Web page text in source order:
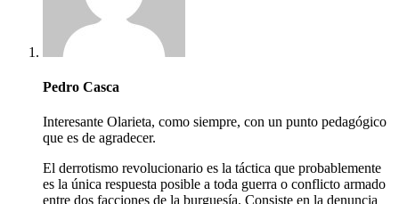
Pedro Casca
Interesante Olarieta, como siempre, con un punto pedagógico
que es de agradecer.
El derrotismo revolucionario es la táctica que probablemente
es la única respuesta posible a toda guerra o conflicto armado
entre dos facciones de la burguesía. Consiste en la denuncia